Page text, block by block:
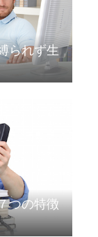
られず生
つの特徴